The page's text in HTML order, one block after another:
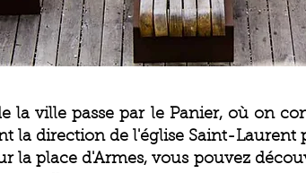
la ville passe par le Panier, où on
la direction de l'église Saint-Laurent
la place d'Armes, vous pouvez